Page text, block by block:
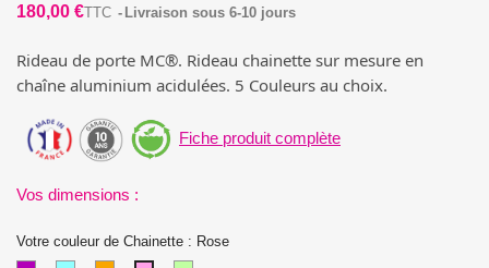
(51 avis)
180,00 €TTC Livraison sous 6-10 jours
Rideau de porte MC®. Rideau chainette sur mesure en
chaîne aluminium acidulées. 5 Couleurs au choix.
Fiche produit complète
Vos dimensions :
Votre couleur de Chainette : Rose